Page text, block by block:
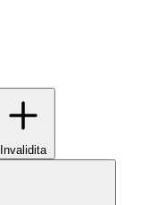
Invalidita